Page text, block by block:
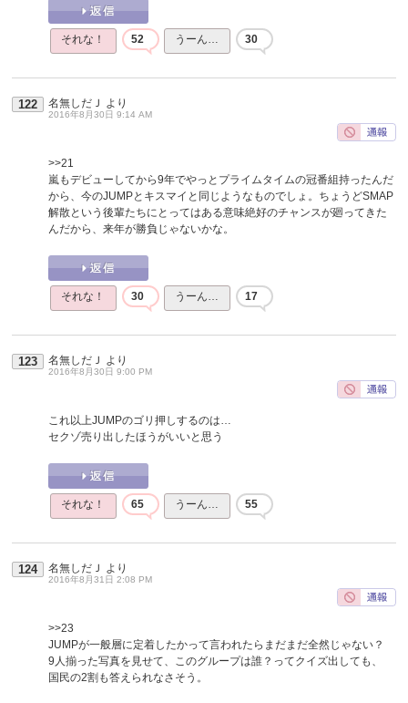
それな！ 52 うーん… 30
122 名無しだＪ より
2016年8月30日 9:14 AM
>>21
嵐もデビューしてから9年でやっとプライムタイムの冠番組持ったんだ
から、今のJUMPとキスマイと同じようなものでしょ。ちょうどSMAP
解散という後輩たちにとってはある意味絶好のチャンスが廻ってきた
んだから、来年が勝負じゃないかな。
それな！ 30 うーん… 17
123 名無しだＪ より
2016年8月30日 9:00 PM
これ以上JUMPのゴリ押しするのは…
セクゾ売り出したほうがいいと思う
それな！ 65 うーん… 55
124 名無しだＪ より
2016年8月31日 2:08 PM
>>23
JUMPが一般層に定着したかって言われたらまだまだ全然じゃない？
9人揃った写真を見せて、このグループは誰？ってクイズ出しても、
国民の2割も答えられなさそう。